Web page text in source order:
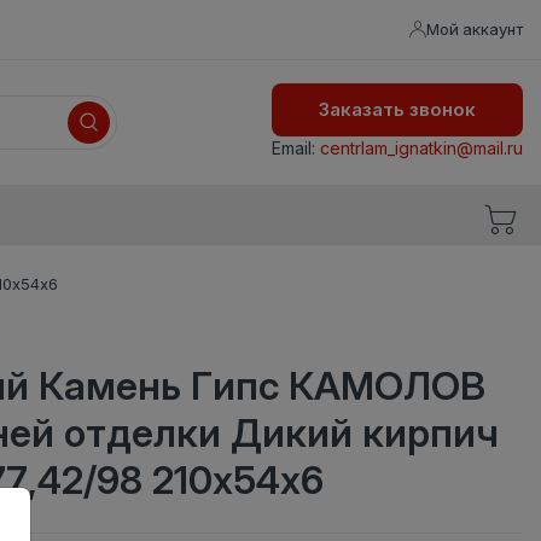
Мой аккаунт
Заказать звонок
Email: centrlam_ignatkin@mail.ru
Камень Гипс КАМОЛОВ
отделки Дикий кирпич
98 210х54х6